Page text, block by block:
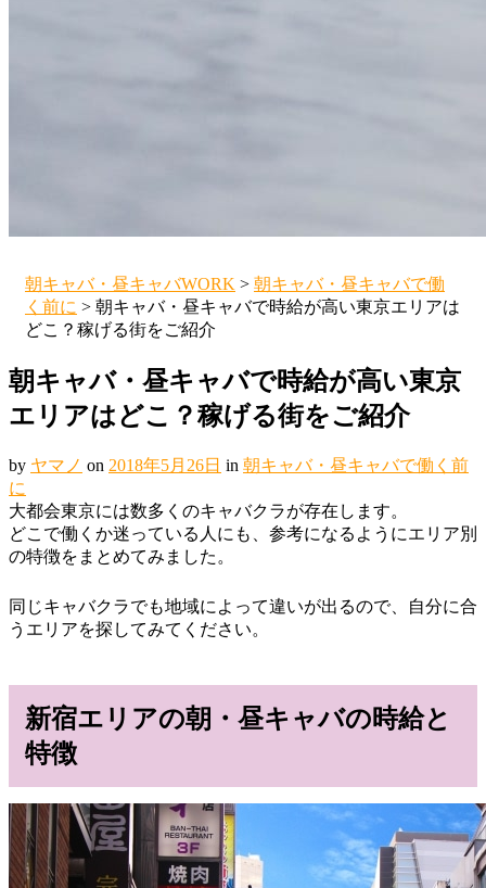
朝キャバ・昼キャバWORK > 朝キャバ・昼キャバで働
く前に > 朝キャバ・昼キャバで時給が高い東京エリアは
どこ？稼げる街をご紹介
朝キャバ・昼キャバで時給が高い東京
エリアはどこ？稼げる街をご紹介
by ヤマノ on 2018年5月26日 in 朝キャバ・昼キャバで働く前
に
大都会東京には数多くのキャバクラが存在します。
どこで働くか迷っている人にも、参考になるようにエリア別
の特徴をまとめてみました。
同じキャバクラでも地域によって違いが出るので、自分に合
うエリアを探してみてください。
新宿エリアの朝・昼キャバの時給と
特徴